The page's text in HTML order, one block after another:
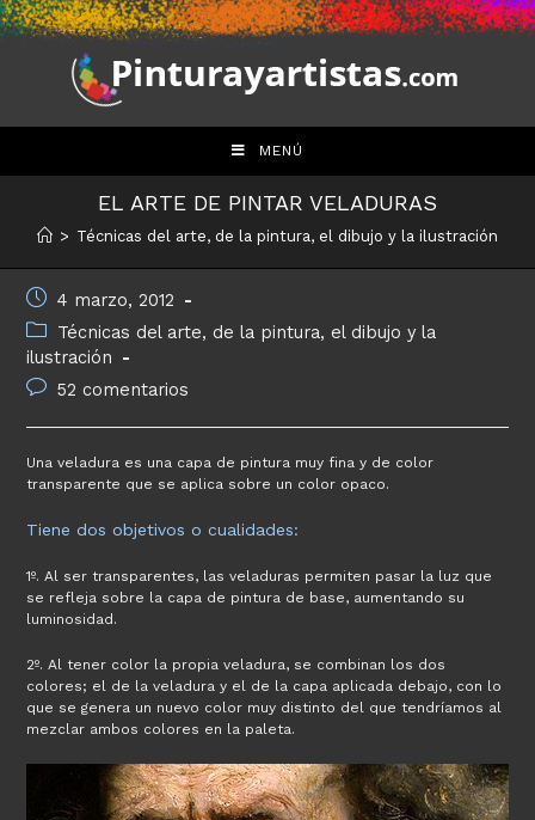
Saltar
al
contenido
MENÚ
EL ARTE DE PINTAR VELADURAS
> Técnicas del arte, de la pintura, el dibujo y la ilustración
Publicación
de
la
4 marzo, 2012
Categoría
de
la
Técnicas del arte, de la pintura, el dibujo y la
ilustración
Comentarios
entrada:
52 comentarios
Una veladura es una capa de pintura muy fina y de color
transparente que se aplica sobre un color opaco.
Tiene dos objetivos o cualidades:
1º. Al ser transparentes, las veladuras permiten pasar la luz que
se refleja sobre la capa de pintura de base, aumentando su
luminosidad.
2º. Al tener color la propia veladura, se combinan los dos
colores; el de la veladura y el de la capa aplicada debajo, con lo
que se genera un nuevo color muy distinto del que tendríamos al
mezclar ambos colores en la paleta.